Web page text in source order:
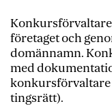
företaget och
domännamn.
med
konkursförvaltare
tingsrätt).